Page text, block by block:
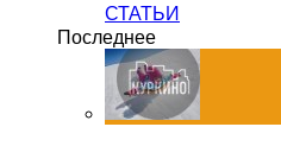
СТАТЬИ
Последнее